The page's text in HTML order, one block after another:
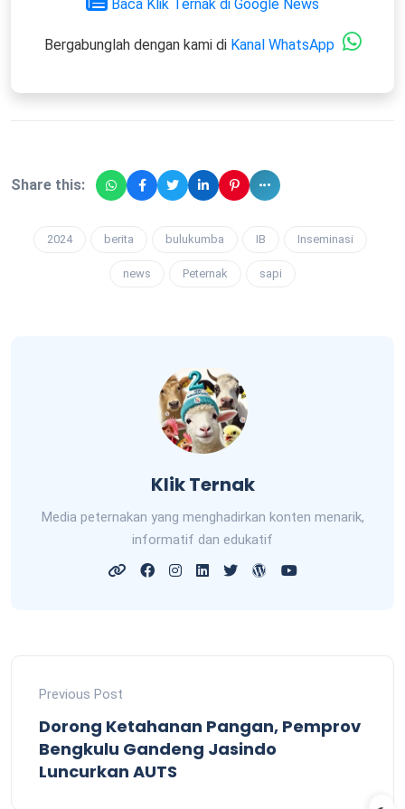
Baca Klik Ternak di Google News
Bergabunglah dengan kami di Kanal WhatsApp
Share this:
2024 berita bulukumba IB Inseminasi
news Peternak sapi
Klik Ternak
Media peternakan yang menghadirkan konten menarik,
informatif dan edukatif
Previous Post
Dorong Ketahanan Pangan, Pemprov
Bengkulu Gandeng Jasindo
Luncurkan AUTS